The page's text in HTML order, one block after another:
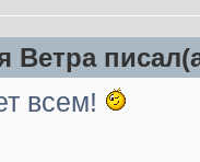
Ветра
всем!